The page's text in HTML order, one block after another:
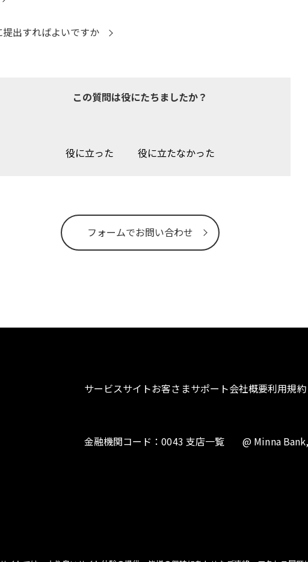
出すればよいですか
この質問は役にたちましたか？
役に立った 役に立たなかった
フォームでお問い合わせ
サービスサイトお客さまサポート会社概要利用規
金融機関コード：0043 支店一覧 @ Minna